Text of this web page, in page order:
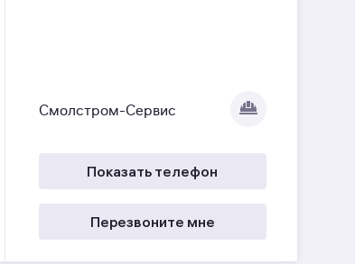
Смолстром-Сервис
Показать телефон
Перезвоните мне